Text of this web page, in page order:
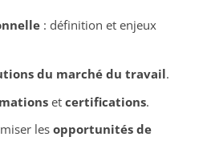
: définition et enjeux
du marché du travail.
et certifications.
les opportunités de